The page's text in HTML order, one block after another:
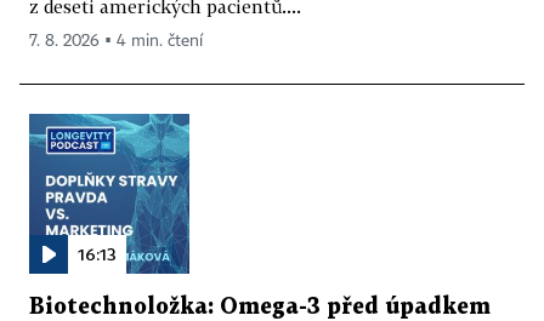
z deseti amerických pacientů....
7. 8. 2026 ▪ 4 min. čtení
16:13
Biotechnoložka: Omega-3 před úpadkem